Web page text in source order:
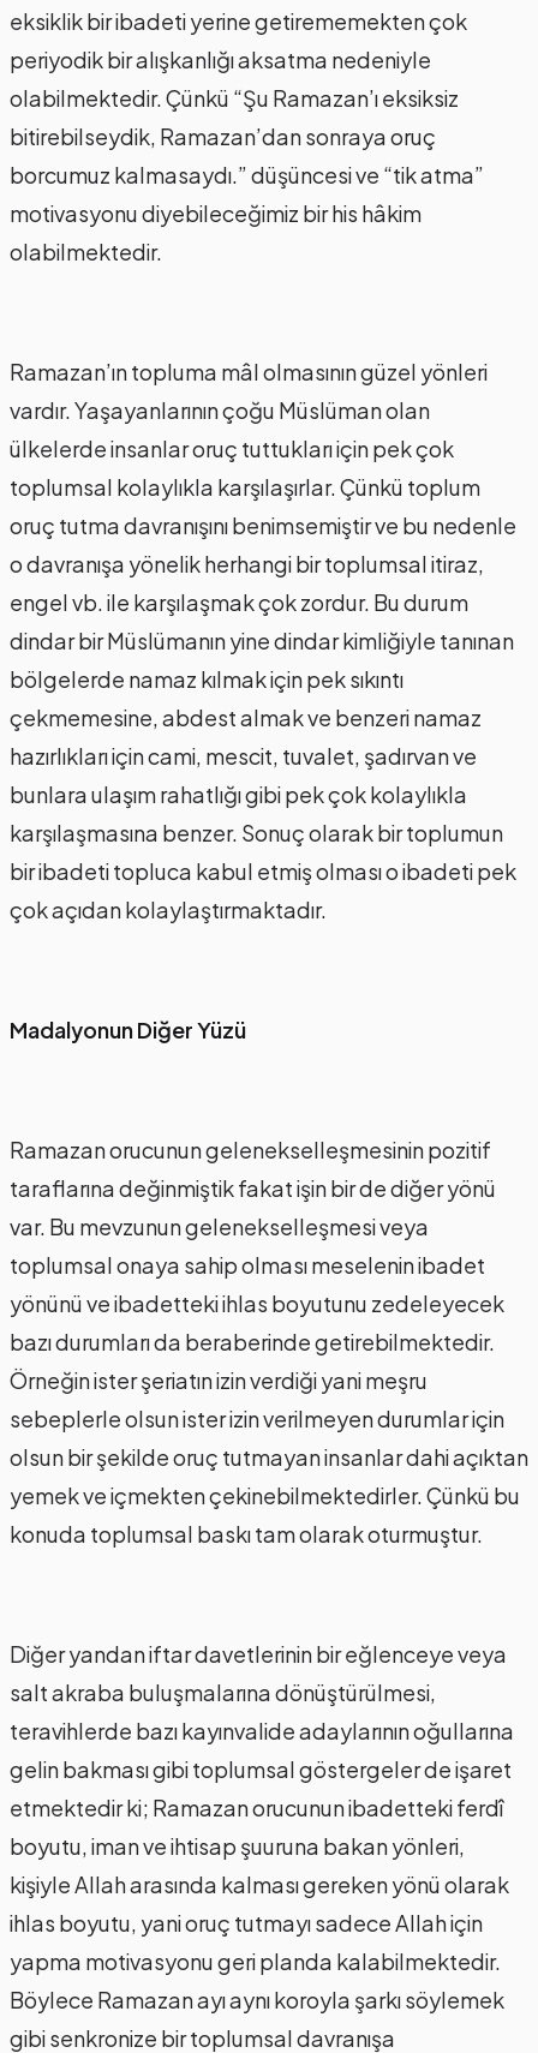
eksiklik bir ibadeti yerine getirememekten çok
periyodik bir alışkanlığı aksatma nedeniyle
olabilmektedir. Çünkü “Şu Ramazan’ı eksiksiz
bitirebilseydik, Ramazan’dan sonraya oruç
borcumuz kalmasaydı.” düşüncesi ve “tik atma”
motivasyonu diyebileceğimiz bir his hâkim
olabilmektedir.
Ramazan’ın topluma mâl olmasının güzel yönleri
vardır. Yaşayanlarının çoğu Müslüman olan
ülkelerde insanlar oruç tuttukları için pek çok
toplumsal kolaylıkla karşılaşırlar. Çünkü toplum
oruç tutma davranışını benimsemiştir ve bu nedenle
o davranışa yönelik herhangi bir toplumsal itiraz,
engel vb. ile karşılaşmak çok zordur. Bu durum
dindar bir Müslümanın yine dindar kimliğiyle tanınan
bölgelerde namaz kılmak için pek sıkıntı
çekmemesine, abdest almak ve benzeri namaz
hazırlıkları için cami, mescit, tuvalet, şadırvan ve
bunlara ulaşım rahatlığı gibi pek çok kolaylıkla
karşılaşmasına benzer. Sonuç olarak bir toplumun
bir ibadeti topluca kabul etmiş olması o ibadeti pek
çok açıdan kolaylaştırmaktadır.
Madalyonun Diğer Yüzü
Ramazan orucunun gelenekselleşmesinin pozitif
taraflarına değinmiştik fakat işin bir de diğer yönü
var. Bu mevzunun gelenekselleşmesi veya
toplumsal onaya sahip olması meselenin ibadet
yönünü ve ibadetteki ihlas boyutunu zedeleyecek
bazı durumları da beraberinde getirebilmektedir.
Örneğin ister şeriatın izin verdiği yani meşru
sebeplerle olsun ister izin verilmeyen durumlar için
olsun bir şekilde oruç tutmayan insanlar dahi açıktan
yemek ve içmekten çekinebilmektedirler. Çünkü bu
konuda toplumsal baskı tam olarak oturmuştur.
Diğer yandan iftar davetlerinin bir eğlenceye veya
salt akraba buluşmalarına dönüştürülmesi,
teravihlerde bazı kayınvalide adaylarının oğullarına
gelin bakması gibi toplumsal göstergeler de işaret
etmektedir ki; Ramazan orucunun ibadetteki ferdî
boyutu, iman ve ihtisap şuuruna bakan yönleri,
kişiyle Allah arasında kalması gereken yönü olarak
ihlas boyutu, yani oruç tutmayı sadece Allah için
yapma motivasyonu geri planda kalabilmektedir.
Böylece Ramazan ayı aynı koroyla şarkı söylemek
gibi senkronize bir toplumsal davranışa